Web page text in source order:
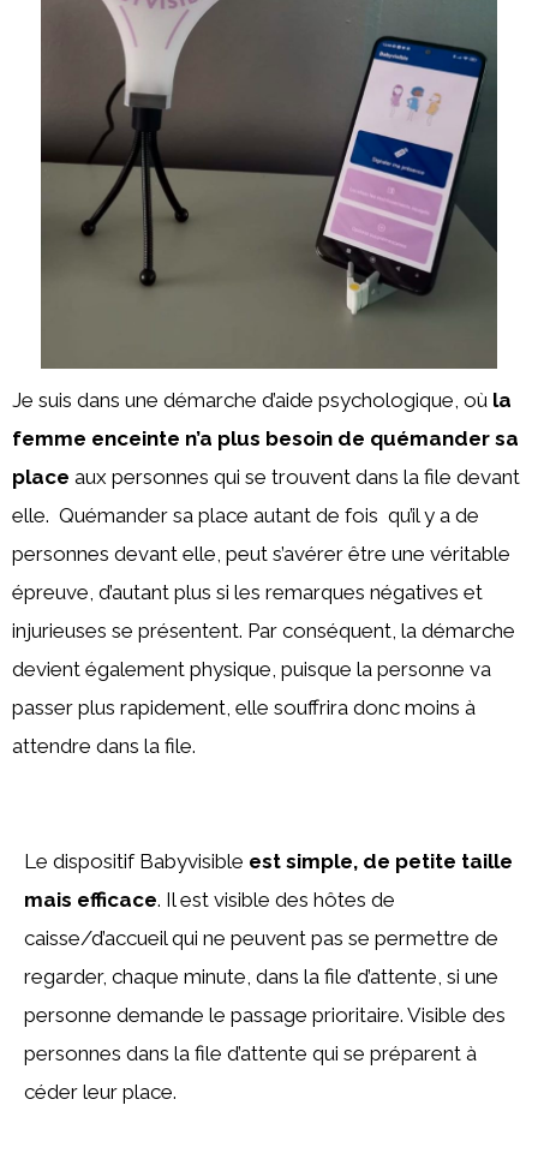
Je suis dans une démarche d’aide psychologique, où la
femme enceinte n’a plus besoin de quémander sa
place aux personnes qui se trouvent dans la file devant
elle. Quémander sa place autant de fois qu’il y a de
personnes devant elle, peut s’avérer être une véritable
épreuve, d’autant plus si les remarques négatives et
injurieuses se présentent. Par conséquent, la démarche
devient également physique, puisque la personne va
passer plus rapidement, elle souffrira donc moins à
attendre dans la file.
Le dispositif Babyvisible est simple, de petite taille
mais efficace. Il est visible des hôtes de
caisse/d’accueil qui ne peuvent pas se permettre de
regarder, chaque minute, dans la file d’attente, si une
personne demande le passage prioritaire. Visible des
personnes dans la file d’attente qui se préparent à
céder leur place.